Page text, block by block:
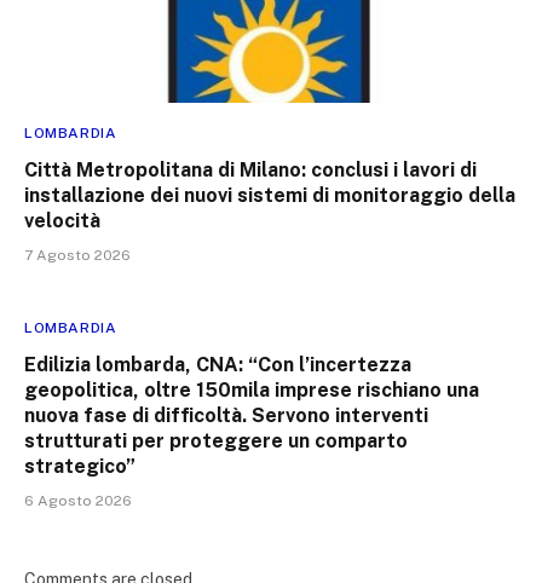
LOMBARDIA
Città Metropolitana di Milano: conclusi i lavori di
installazione dei nuovi sistemi di monitoraggio della
velocità
7 Agosto 2026
LOMBARDIA
Edilizia lombarda, CNA: “Con l’incertezza
geopolitica, oltre 150mila imprese rischiano una
nuova fase di difficoltà. Servono interventi
strutturati per proteggere un comparto
strategico”
6 Agosto 2026